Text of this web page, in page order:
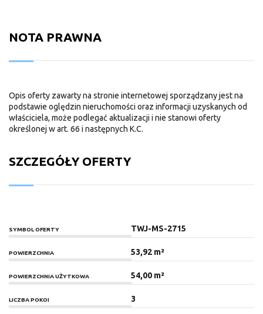
NOTA PRAWNA
Opis oferty zawarty na stronie internetowej sporządzany jest na
podstawie oględzin nieruchomości oraz informacji uzyskanych od
właściciela, może podlegać aktualizacji i nie stanowi oferty
określonej w art. 66 i następnych K.C.
SZCZEGÓŁY OFERTY
SYMBOL OFERTY TWJ-MS-2715
POWIERZCHNIA 53,92 m²
POWIERZCHNIA UŻYTKOWA 54,00 m²
LICZBA POKOI 3